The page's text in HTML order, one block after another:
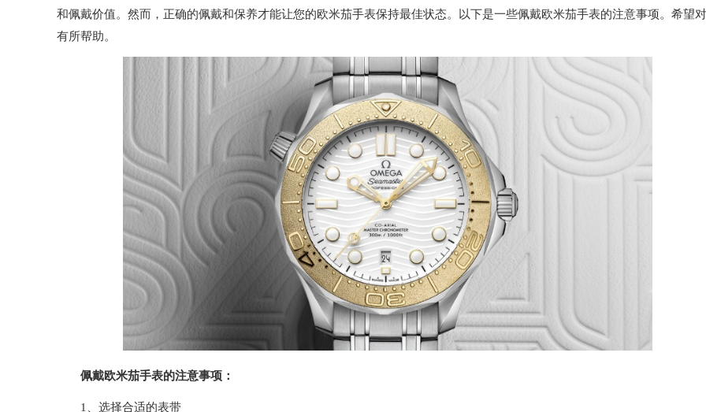
和佩戴价值。然而，正确的佩戴和保养才能让您的欧米茄手表保持最佳状态。以下是一些佩戴欧米茄手表的注意事项。希望
有所帮助。
佩戴欧米茄手表的注意事项：
1、选择合适的表带